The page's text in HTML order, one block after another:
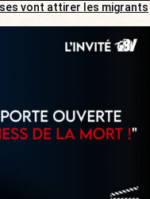
vont attirer les migrants